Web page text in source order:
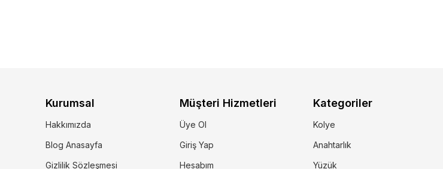
Kurumsal
Hakkımızda
Blog Anasayfa
Gizlilik Sözleşmesi
Müşteri Hizmetleri
Üye Ol
Giriş Yap
Hesabım
Kategoriler
Kolye
Anahtarlık
Yüzük